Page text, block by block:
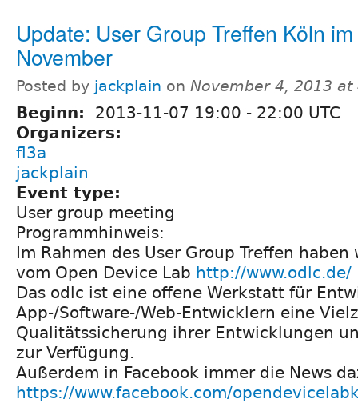
Update: User Group Treffen Köln im
November
Posted by jackplain on November 4, 2013 at
Beginn: 2013-11-07 19:00 - 22:00 UTC
Organizers:
fl3a
jackplain
Event type:
User group meeting
Programmhinweis:
Im Rahmen des User Group Treffen haben
vom Open Device Lab http://www.odlc.de/
Das odlc ist eine offene Werkstatt für
App-/Software-/Web-Entwicklern eine
Qualitätssicherung ihrer Entwicklungen
zur Verfügung.
Außerdem in Facebook immer die News
https://www.facebook.com/